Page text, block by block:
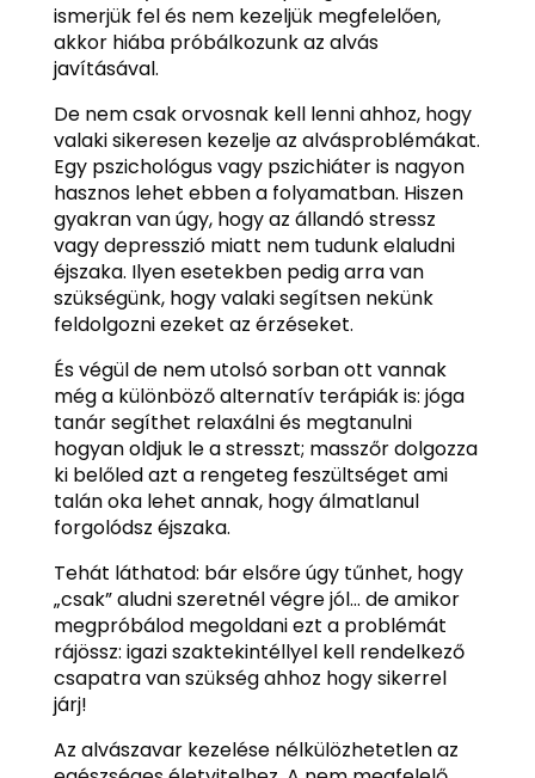
ismerjük fel és nem kezeljük megfelelően,
akkor hiába próbálkozunk az alvás
javításával.
De nem csak orvosnak kell lenni ahhoz, hogy
valaki sikeresen kezelje az alvásproblémákat.
Egy pszichológus vagy pszichiáter is nagyon
hasznos lehet ebben a folyamatban. Hiszen
gyakran van úgy, hogy az állandó stressz
vagy depresszió miatt nem tudunk elaludni
éjszaka. Ilyen esetekben pedig arra van
szükségünk, hogy valaki segítsen nekünk
feldolgozni ezeket az érzéseket.
És végül de nem utolsó sorban ott vannak
még a különböző alternatív terápiák is: jóga
tanár segíthet relaxálni és megtanulni
hogyan oldjuk le a stresszt; masszőr dolgozza
ki belőled azt a rengeteg feszültséget ami
talán oka lehet annak, hogy álmatlanul
forgolódsz éjszaka.
Tehát láthatod: bár elsőre úgy tűnhet, hogy
„csak” aludni szeretnél végre jól… de amikor
megpróbálod megoldani ezt a problémát
rájössz: igazi szaktekintéllyel kell rendelkező
csapatra van szükség ahhoz hogy sikerrel
járj!
Az alvászavar kezelése nélkülözhetetlen az